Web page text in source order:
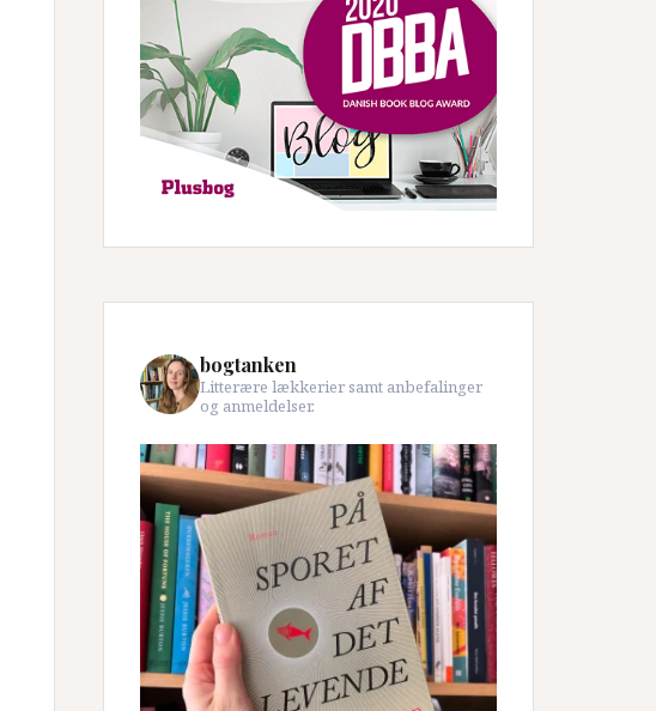
bogtanken
Litterære lækkerier samt anbefalinger
og anmeldelser.